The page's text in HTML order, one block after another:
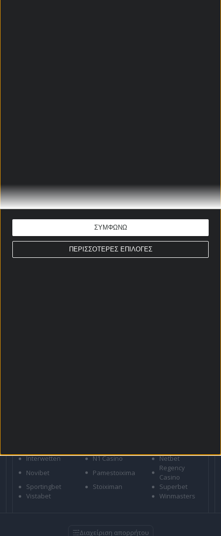
ΠΕΡΙΣΣΟΤΕΡΕΣ ΕΠΙΛΟΓΕΣ
ΣΥΜΦΩΝΩ
Αρχική Σελίδα
Χρήστος Σωτηρακόπουλος
Προγνωστικά
Βαθμολογίες - Στατιστικά
Κουπόνι
Interwetten
N1 Casino
Netbet
Novibet
Pamestoixima
Regency
Casino
Sportingbet
Stoiximan
Superbet
Vistabet
Winmasters
Διαχείριση απορρήτου